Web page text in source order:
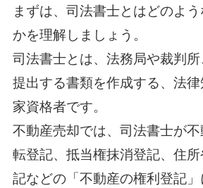
まずは、司法書士とはどのよ
かを理解しましょう。
司法書士とは、法務局や裁判
提出する書類を作成する、法
家資格者です。
不動産売却では、司法書士が
転登記、抵当権抹消登記、住
記などの「不動産の権利登記」